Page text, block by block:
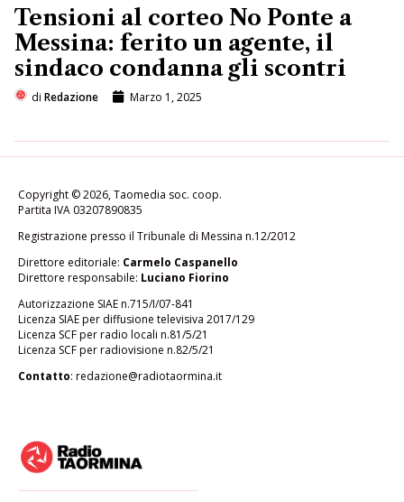
Tensioni al corteo No Ponte a
Messina: ferito un agente, il
sindaco condanna gli scontri
di Redazione Marzo 1, 2025
Copyright © 2026, Taomedia soc. coop.
Partita IVA 03207890835
Registrazione presso il Tribunale di Messina n.12/2012
Direttore editoriale: Carmelo Caspanello
Direttore responsabile: Luciano Fiorino
Autorizzazione SIAE n.715/I/07-841
Licenza SIAE per diffusione televisiva 2017/129
Licenza SCF per radio locali n.81/5/21
Licenza SCF per radiovisione n.82/5/21
Contatto: redazione@radiotaormina.it